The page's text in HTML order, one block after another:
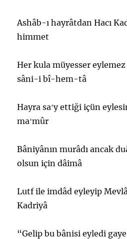
Ashâb-ı hayrâtdan Hacı
himmet
Her kula müyesser
sâni-i bî-hem-tâ
Hayra saʻy ettiği içün
maʻmûr
Bâniyânın murâdı ancak
olsun için dâimâ
Lutf ile imdâd eyleyip
Kadriyâ
“Gelip bu bânisi eyledi